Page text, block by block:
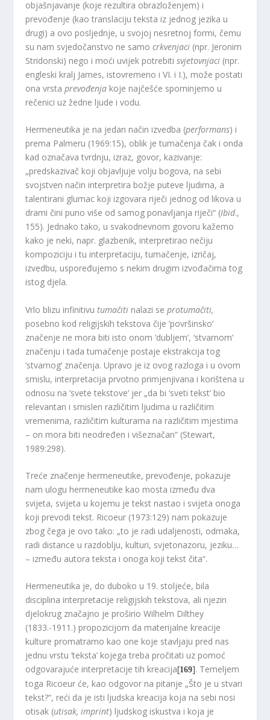
objašnjavanje (koje rezultira obrazloženjem) i
prevođenje (kao translaciju teksta iz jednog jezika u
drugi) a ovo posljednje, u svojoj nesretnoj formi, čemu
su nam svjedočanstvo ne samocrkvenjaci (npr. Jeronim
Stridonski) nego i moći uvijek potrebitisvjetovnjaci (npr.
engleski kralj James, istovremeno i VI. i I.), može postati
ona vrstaprevođenja koje najčešće spominjemo u
rečenici uz žedne ljude i vodu.
Hermeneutika je na jedan način izvedba (performans) i
prema Palmeru (1969:15), oblik je tumačenja čak i onda
kad označava tvrdnju, izraz, govor, kazivanje:
„predskazivač koji objavljuje volju bogova, na sebi
svojstven način interpretira božje puteve ljudima, a
talentirani glumac koji izgovara riječi jednog od likova u
drami čini puno više od samog ponavljanja riječi“ (Ibid.,
155). Jednako tako, u svakodnevnom govoru kažemo
kako je neki, napr. glazbenik, interpretirao nečiju
kompoziciju i tu interpretaciju, tumačenje, izričaj,
izvedbu, uspoređujemo s nekim drugim izvođačima tog
istog djela.
Vrlo blizu infinitivutumačiti nalazi seprotumačiti,
posebno kod religijskih tekstova čije ‘površinsko’
značenje ne mora biti isto onom ‘dubljem’, ‘stvarnom’
značenju i tada tumačenje postaje ekstrakcija tog
‘stvarnog’ značenja. Upravo je iz ovog razloga i u ovom
smislu, interpretacija prvotno primjenjivana i korištena u
odnosu na ‘svete tekstove’ jer „da bi ‘sveti tekst’ bio
relevantan i smislen različitim ljudima u različitim
vremenima, različitim kulturama na različitim mjestima
– on mora biti neodređen i višeznačan“ (Stewart,
1989:298).
Treće značenje hermeneutike, prevođenje, pokazuje
nam ulogu hermeneutike kao mosta između dva
svijeta, svijeta u kojemu je tekst nastao i svijeta onoga
koji prevodi tekst. Ricoeur (1973:129) nam pokazuje
zbog čega je ovo tako: „to je radi udaljenosti, odmaka,
radi distance u razdoblju, kulturi, svjetonazoru, jeziku…
– između autora teksta i onoga koji tekst čita“.
Hermeneutika je, do duboko u 19. stoljeće, bila
disciplina interpretacije religijskih tekstova, ali njezin
djelokrug značajno je proširio Wilhelm Dilthey
(1833.-1911.) propozicijom da materijalne kreacije
kulture promatramo kao one koje stavljaju pred nas
jednu vrstu ‘teksta’ kojega treba pročitati uz pomoć
odgovarajuće interpretacije tih kreacija[169]. Temeljem
toga Ricoeur će, kao odgovor na pitanje „Što je u stvari
tekst?“, reći da je isti ljudska kreacija koja na sebi nosi
otisak (utisak, imprint) ljudskog iskustva i koja je